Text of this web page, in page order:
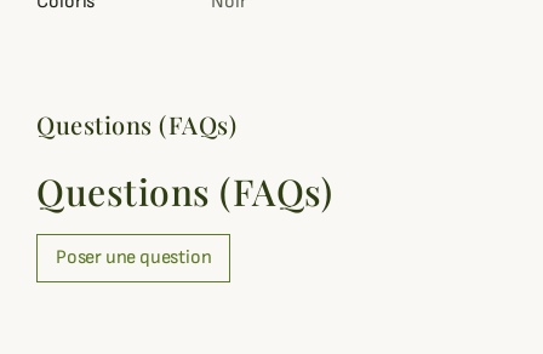
Questions (FAQs)
Questions (FAQs)
Poser une question